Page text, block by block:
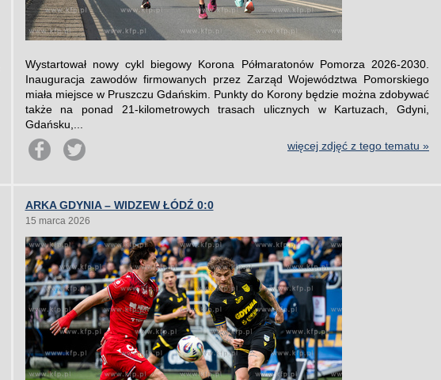
Wystartował nowy cykl biegowy Korona Półmaratonów Pomorza 2026-2030.
Inauguracja zawodów firmowanych przez Zarząd Województwa Pomorskiego
miała miejsce w Pruszczu Gdańskim. Punkty do Korony będzie można zdobywać
także na ponad 21-kilometrowych trasach ulicznych w Kartuzach, Gdyni,
Gdańsku,...
więcej zdjęć z tego tematu »
ARKA GDYNIA – WIDZEW ŁÓDŹ 0:0
15 marca 2026